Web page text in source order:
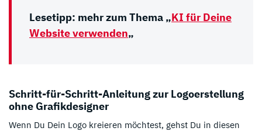
Lesetipp: mehr zum Thema „KI für Deine
Website verwenden„
Schritt-für-Schritt-Anleitung zur Logoerstellung
ohne Grafikdesigner
Wenn Du Dein Logo kreieren möchtest, gehst Du in diesen